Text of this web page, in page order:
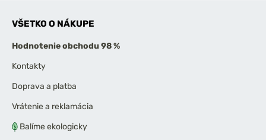
VŠETKO O NÁKUPE
Hodnotenie obchodu 98 %
Kontakty
Doprava a platba
Vrátenie a reklamácia
Balíme ekologicky